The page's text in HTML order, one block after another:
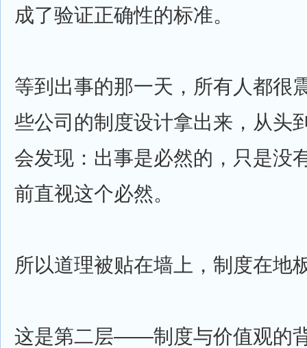
成了验证正确性的标准。
等到出事的那一天，所有人都很
些公司的制度设计拿出来，从头
会发现：出事是必然的，只是没
前直视这个必然。
所以道理被贴在墙上，制度在地
这是第二层——制度与价值观的